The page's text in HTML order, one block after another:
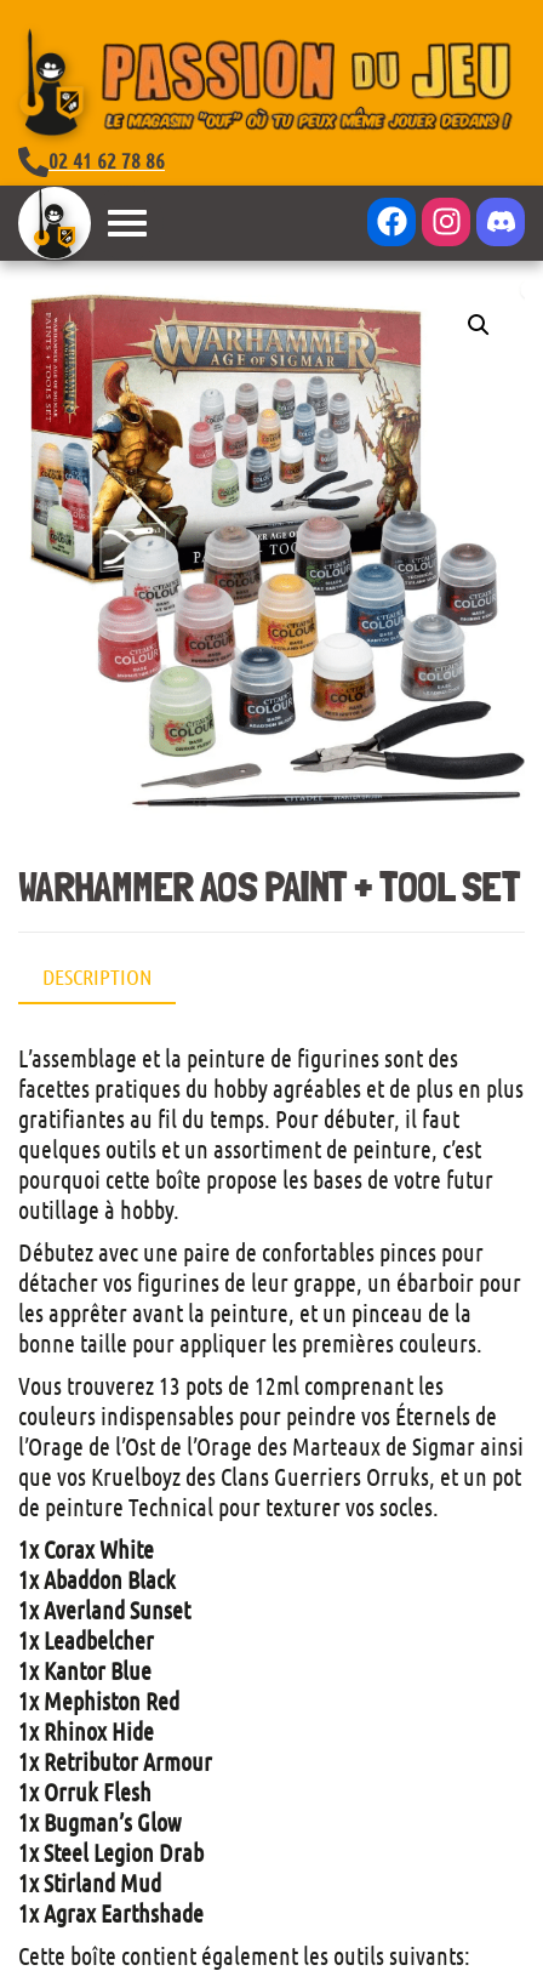
02 41 62 78 86
WARHAMMER AOS PAINT + TOOL SET
DESCRIPTION
L’assemblage et la peinture de figurines sont des
facettes pratiques du hobby agréables et de plus en plus
gratifiantes au fil du temps. Pour débuter, il faut
quelques outils et un assortiment de peinture, c’est
pourquoi cette boîte propose les bases de votre futur
outillage à hobby.
Débutez avec une paire de confortables pinces pour
détacher vos figurines de leur grappe, un ébarboir pour
les apprêter avant la peinture, et un pinceau de la
bonne taille pour appliquer les premières couleurs.
Vous trouverez 13 pots de 12ml comprenant les
couleurs indispensables pour peindre vos Éternels de
l’Orage de l’Ost de l’Orage des Marteaux de Sigmar ainsi
que vos Kruelboyz des Clans Guerriers Orruks, et un pot
de peinture Technical pour texturer vos socles.
1x Corax White
1x Abaddon Black
1x Averland Sunset
1x Leadbelcher
1x Kantor Blue
1x Mephiston Red
1x Rhinox Hide
1x Retributor Armour
1x Orruk Flesh
1x Bugman’s Glow
1x Steel Legion Drab
1x Stirland Mud
1x Agrax Earthshade
Cette boîte contient également les outils suivants: